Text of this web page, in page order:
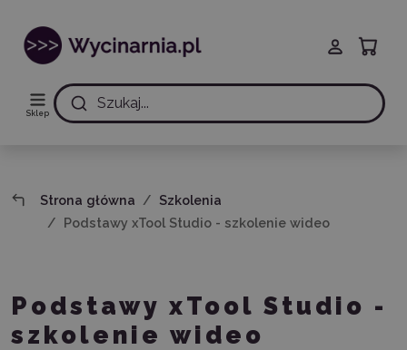
Sklep
Szukaj...
Strona główna
Szkolenia
Podstawy xTool Studio - szkolenie wideo
Podstawy xTool Studio -
szkolenie wideo